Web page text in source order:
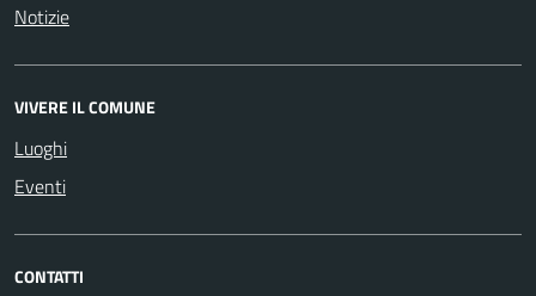
Notizie
VIVERE IL COMUNE
Luoghi
Eventi
CONTATTI